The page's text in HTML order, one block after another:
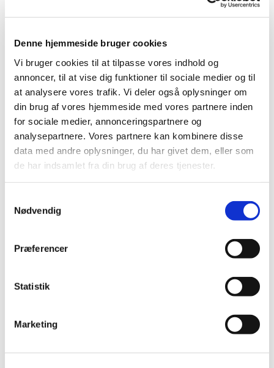
Denne hjemmeside bruger cookies
Vi bruger cookies til at tilpasse vores indhold og
annoncer, til at vise dig funktioner til sociale medier og til
at analysere vores trafik. Vi deler også oplysninger om
din brug af vores hjemmeside med vores partnere inden
for sociale medier, annonceringspartnere og
analysepartnere. Vores partnere kan kombinere disse
data med andre oplysninger, du har givet dem, eller som
de har indsamlet fra din brug af deres tjenester.
Nødvendig
Præferencer
Statistik
Marketing
skal synge en masse vidunderlige salmer, mens vi er
med musikalske oplevelser vil der være en bid brød,
Holdet starter den 22. september og kører til og med
den 1. december.
Næste hold starter først op i februar 2027.
Det er gratis at deltage, men man skal tilmeldes via
hjemmesiden. Da der er begrænsning på antallet pr.
hold, forpligter man sig til at komme, og man skal
melde sig fra, hvis man ikke kan deltage alligevel!